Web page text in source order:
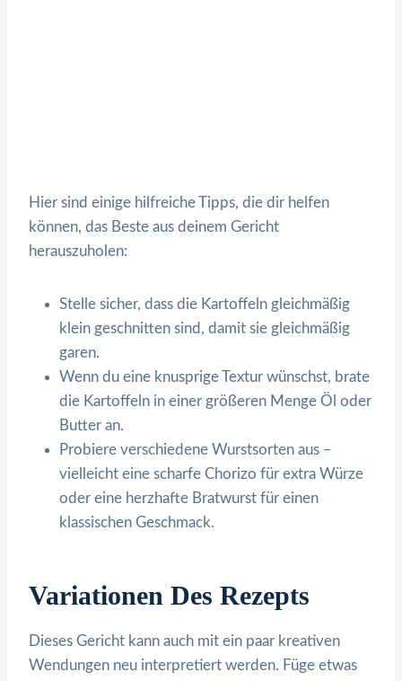
Hier sind einige hilfreiche Tipps, die dir helfen
können, das Beste aus deinem Gericht
herauszuholen:
Stelle sicher, dass die Kartoffeln gleichmäßig
klein geschnitten sind, damit sie gleichmäßig
garen.
Wenn du eine knusprige Textur wünschst, brate
die Kartoffeln in einer größeren Menge Öl oder
Butter an.
Probiere verschiedene Wurstsorten aus –
vielleicht eine scharfe Chorizo für extra Würze
oder eine herzhafte Bratwurst für einen
klassischen Geschmack.
Variationen Des Rezepts
Dieses Gericht kann auch mit ein paar kreativen
Wendungen neu interpretiert werden. Füge etwas